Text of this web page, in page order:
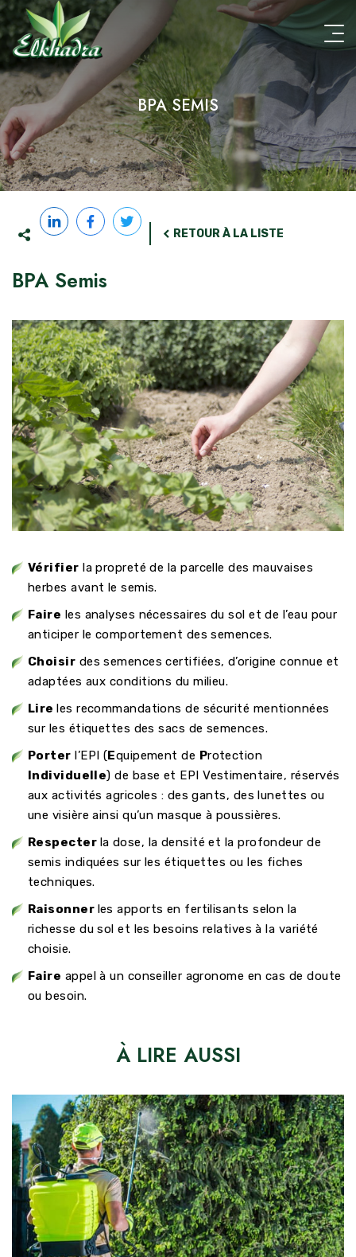
Aller
au
contenu
principal
BPA SEMIS
RETOUR À LA LISTE
BPA Semis
Vérifier la propreté de la parcelle des mauvaises
herbes avant le semis.
Faire les analyses nécessaires du sol et de l’eau pour
anticiper le comportement des semences.
Choisir des semences certifiées, d’origine connue et
adaptées aux conditions du milieu.
Lireles recommandations de sécurité mentionnées
sur les étiquettes des sacs de semences.
Porter l’EPI (Equipement de Protection
Individuelle) de base et EPI Vestimentaire, réservés
aux activités agricoles : des gants, des lunettes ou
une visière ainsi qu’un masque à poussières.
Respecter la dose, la densité et la profondeur de
semis indiquées sur les étiquettes ou les fiches
techniques.
Raisonner les apports en fertilisants selon la
richesse du sol et les besoins relatives à la variété
choisie.
Faire appel à un conseiller agronome en cas de doute
ou besoin.
À LIRE AUSSI